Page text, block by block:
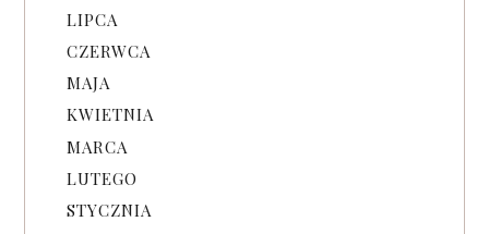
LIPCA
CZERWCA
MAJA
KWIETNIA
MARCA
LUTEGO
STYCZNIA